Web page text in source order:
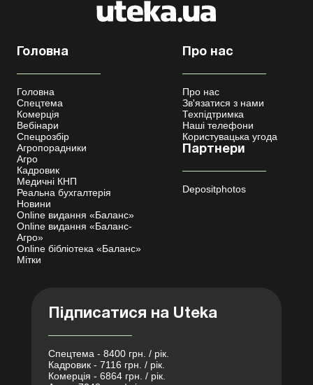
Головна
Головна
Спецтема
Комерція
Вебінари
Спецрозбір
Агропорадники
Агро
Кадровик
Медичні КНП
Реальна бухгалтерія
Новини
Online видання «Баланс»
Online видання «Баланс-
Агро»
Online бібліотека «Баланс»
Мітки
Про нас
Про нас
Зв'язатися з нами
Техпідтримка
Наші телефони
Користувацька угода
Партнери
Depositphotos
Підписатися на Uteka
Спецтема - 8400 грн. / рік.
Кадровик - 7116 грн. / рік.
Комерція - 6864 грн. / рік.